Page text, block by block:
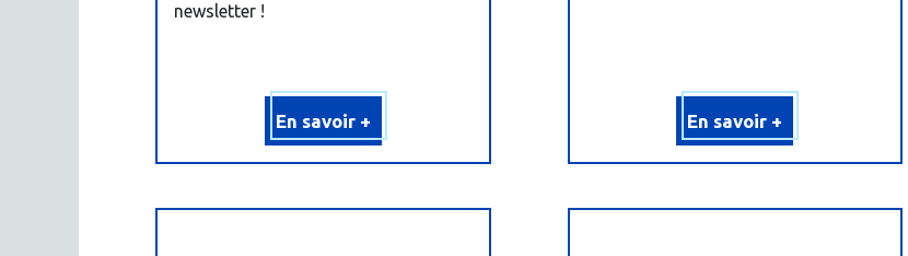
newsletter !
En savoir + En savoir +